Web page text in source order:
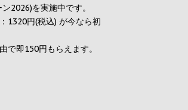
2026)を実施中です。
1320円(税込) が今なら初
で即150円もらえます。